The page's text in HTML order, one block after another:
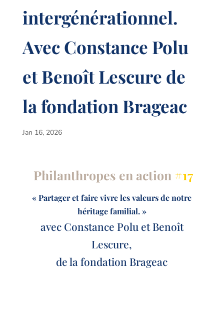
intergénérationnel.
Avec Constance Polu
et Benoît Lescure de
la fondation Brageac
Jan 16, 2026
Philanthropes en action #17
« Partager et faire vivre les valeurs de notre
héritage familial. »
avec Constance Polu et Benoît
Lescure,
de la fondation Brageac